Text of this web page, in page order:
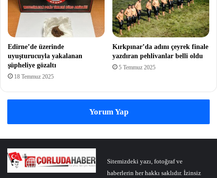
Edirne’de üzerinde
uyuşturucuyla yakalanan
şüpheliye gözaltı
18 Temmuz 2025
Kırkpınar’da adını çeyrek finale
yazdıran pehlivanlar belli oldu
5 Temmuz 2025
Yorum Yap
Sitemizdeki yazı, fotoğraf ve
haberlerin her hakkı saklıdır. İzinsiz